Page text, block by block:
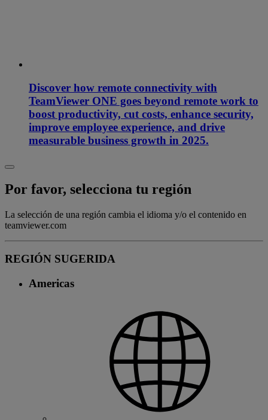
Discover how remote connectivity with
TeamViewer ONE goes beyond remote work to
boost productivity, cut costs, enhance security,
improve employee experience, and drive
measurable business growth in 2025.
Por favor, selecciona tu región
La selección de una región cambia el idioma y/o el contenido en
teamviewer.com
REGIÓN SUGERIDA
Americas